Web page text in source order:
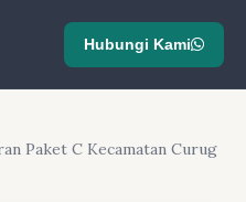
Hubungi Kami
Paket C Kecamatan Curug